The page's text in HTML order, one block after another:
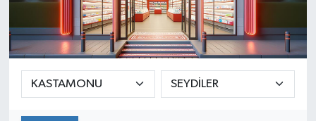
Güvenlik
Kültür-Sanat
Magazin